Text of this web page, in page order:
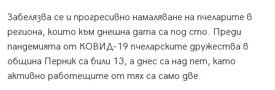
Забелязва се и прогресивно намаляване на пчеларите в
региона, които към днешна дата са под сто. Преди
пандемията от КОВИД-19 пчеларските дружества в
община Перник са били 13, а днес са над пет, като
активно работещите от тях са само две.